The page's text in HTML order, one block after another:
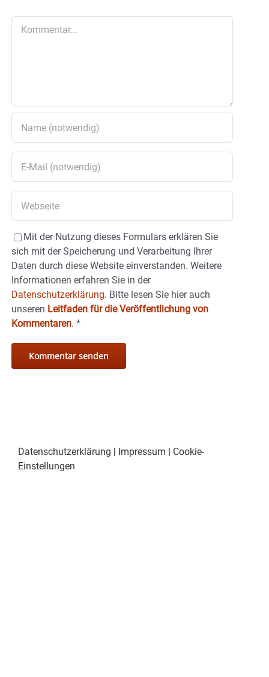
Mit der Nutzung dieses Formulars erklären Sie
sich mit der Speicherung und Verarbeitung Ihrer
Daten durch diese Website einverstanden. Weitere
Informationen erfahren Sie in der
Datenschutzerklärung. Bitte lesen Sie hier auch
unseren Leitfaden für die Veröffentlichung von
Kommentaren. *
Datenschutzerklärung Impressum
Cookie-
Einstellungen